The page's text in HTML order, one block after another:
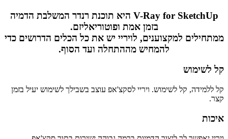
V-Ray for SketchUp היא תוכנת רנדר המשלבת הדמיה
בזמן אמת ופוטוריאליזם.
ממתחילים למקצוענים, לויריי יש את כל הכלים הדרושים כדי
להמחיש מההתחלה ועד הסוף.
קל לשימוש
קל ללמידה, קל לשימוש. ויריי לסקצ'אפ עוצב בשבילך לשימוש יעיל בזמן
קצר.
איכות